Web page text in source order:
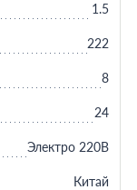
1.5
222
8
24
Электро 220В
Китай